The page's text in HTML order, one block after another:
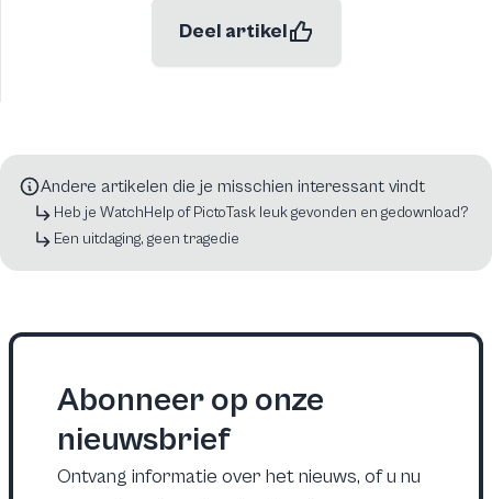
Deel artikel
Andere artikelen die je misschien interessant vindt
Heb je WatchHelp of PictoTask leuk gevonden en gedownload?
Een uitdaging, geen tragedie
Abonneer op onze
nieuwsbrief
Ontvang informatie over het nieuws, of u nu